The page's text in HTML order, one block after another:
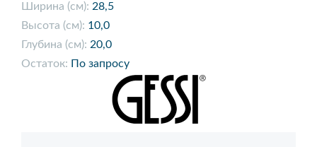
Ширина (см): 28,5
Высота (см): 10,0
Глубина (см): 20,0
Остаток: По запросу